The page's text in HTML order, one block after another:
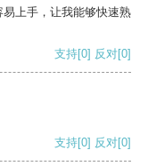
上手，让我能够快速熟
支持[0] 反对[0]
支持[0] 反对[0]